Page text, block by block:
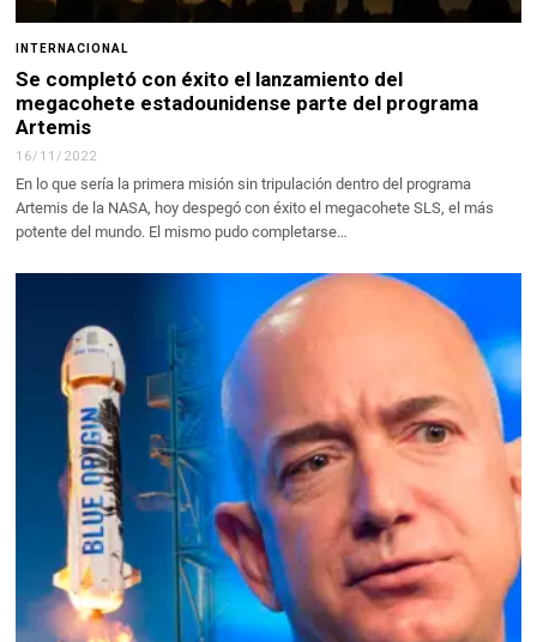
INTERNACIONAL
Se completó con éxito el lanzamiento del
megacohete estadounidense parte del programa
Artemis
16/11/2022
En lo que sería la primera misión sin tripulación dentro del programa
Artemis de la NASA, hoy despegó con éxito el megacohete SLS, el más
potente del mundo. El mismo pudo completarse…